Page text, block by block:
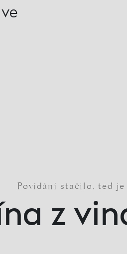
Povídání stačilo, teď je
z